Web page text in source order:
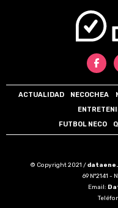
ACTUALIDAD NECOCHEA
FUTBOL NECO
© Copyright 2021 /
69 N°2141
Email: